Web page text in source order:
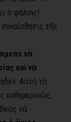
ὁ ψάλτης!
τῆς
νὰ
καὶ νὰ
Αὐτὴ τὴ
καθημερινῶς,
νὰ